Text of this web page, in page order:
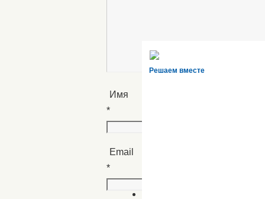
Имя
*
Email
*
Решаем вместе